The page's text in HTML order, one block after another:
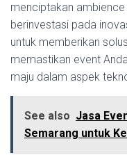
menciptakan
berinvestasi pada
untuk memberikan
memastikan event
maju dalam aspek
See also Jasa
Semarang untuk